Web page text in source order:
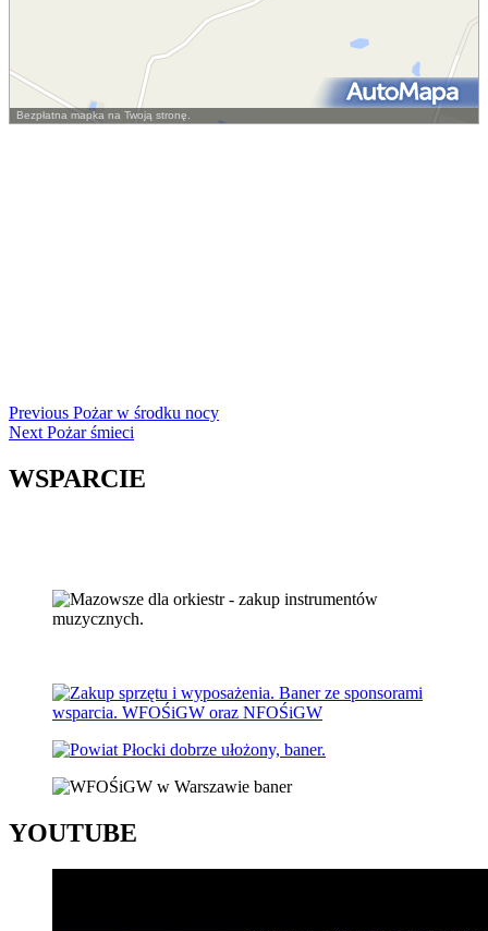
Bezpłatna mapka na Twoją stronę.
Continue
Reading
Previous Pożar w środku nocy
Next Pożar śmieci
WSPARCIE
YOUTUBE